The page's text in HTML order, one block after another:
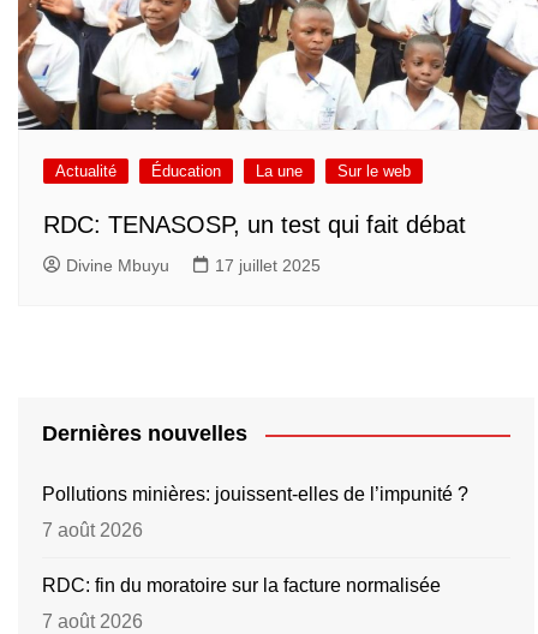
Actualité Éducation La une Sur le web
RDC: TENASOSP, un test qui fait débat
Divine Mbuyu 17 juillet 2025
Dernières nouvelles
Pollutions minières: jouissent-elles de l’impunité ?
7 août 2026
RDC: fin du moratoire sur la facture normalisée
7 août 2026